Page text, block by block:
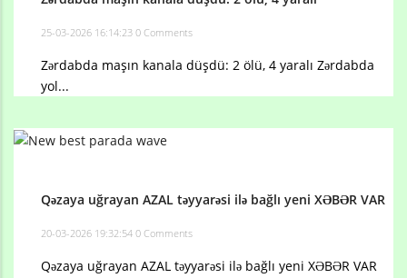
25-03-2026 16:14:23 0 Comments
Zərdabda maşın kanala düşdü: 2 ölü, 4 yaralı Zərdabda
yol...
Qəzaya uğrayan AZAL təyyarəsi ilə bağlı yeni XƏBƏR VAR
20-03-2026 19:32:54 0 Comments
Qəzaya uğrayan AZAL təyyarəsi ilə bağlı yeni XƏBƏR VAR